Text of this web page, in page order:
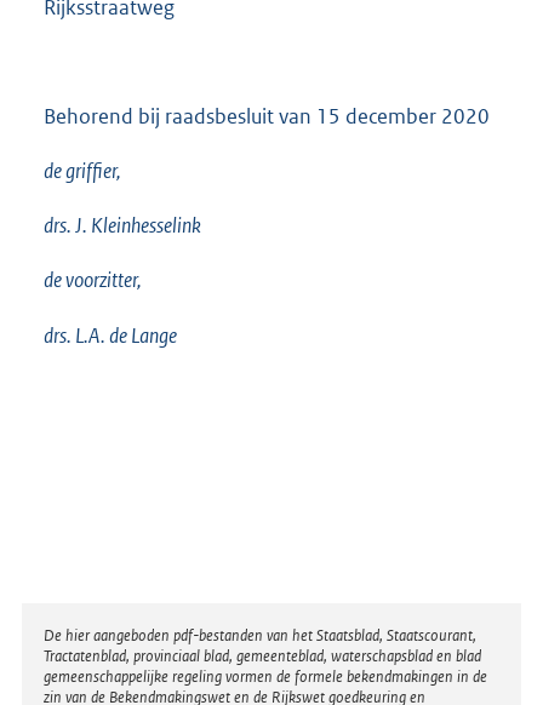
Rijksstraatweg
Behorend bij raadsbesluit van 15 december 2020
de griffier,
drs. J. Kleinhesselink
de voorzitter,
drs. L.A. de Lange
Disclaimer
De hier aangeboden pdf-bestanden van het Staatsblad, Staatscourant,
Tractatenblad, provinciaal blad, gemeenteblad, waterschapsblad en blad
gemeenschappelijke regeling vormen de formele bekendmakingen in de
zin van de Bekendmakingswet en de Rijkswet goedkeuring en